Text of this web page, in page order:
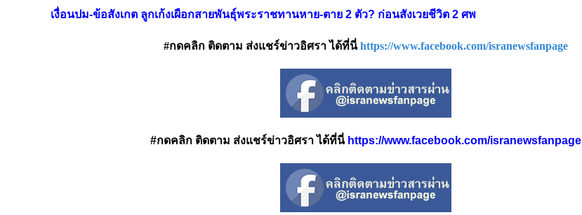
เงื่อนปม-ข้อสังเกต ลูกเก้งเผือกสายพันธุ์พระราชทานหาย-ตาย 2 ตัว? ก่อนสังเวยชีวิต 2 ศพ
#กดคลิก ติดตาม ส่งแชร์ข่าวอิศรา ได้ที่นี่https://www.facebook.com/isranewsfanpage
#กดคลิก ติดตาม ส่งแชร์ข่าวอิศรา ได้ที่นี่ https://www.facebook.com/isranewsfanpage